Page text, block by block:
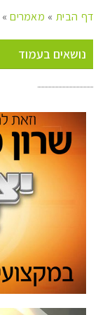
דף הבית» מאמרים»
נושאים בעמוד